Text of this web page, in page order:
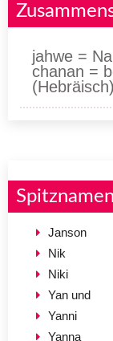
jahwe =
chanan =
(Hebräisch)
Spitznamen
Janson
Nik
Niki
Yan und
Yanni
Yanna